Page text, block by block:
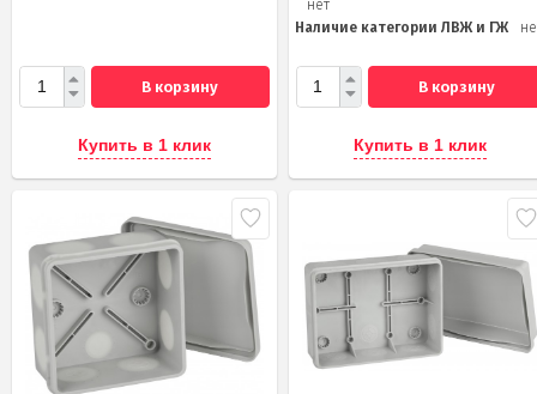
В корзину
Купить в 1 клик
нет
Наличие категории ЛВЖ и ГЖ
В корзину
Купить в 1 клик